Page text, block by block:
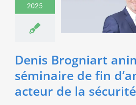
2025
la sécurité
Art &
Economie &
Denis Brogniart
séminaire de fin
acteur de la sécurité